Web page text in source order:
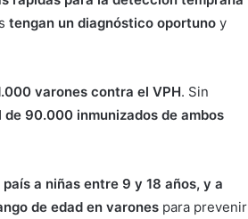
tengan un diagnóstico oportuno y
varones contra el VPH. Sin
90.000 inmunizados de ambos
a niñas entre 9 y 18 años, y a
de edad en varones para prevenir